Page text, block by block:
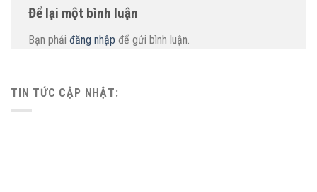
Để lại một bình luận
Bạn phải đăng nhập để gửi bình luận.
TIN TỨC CẬP NHẬT: